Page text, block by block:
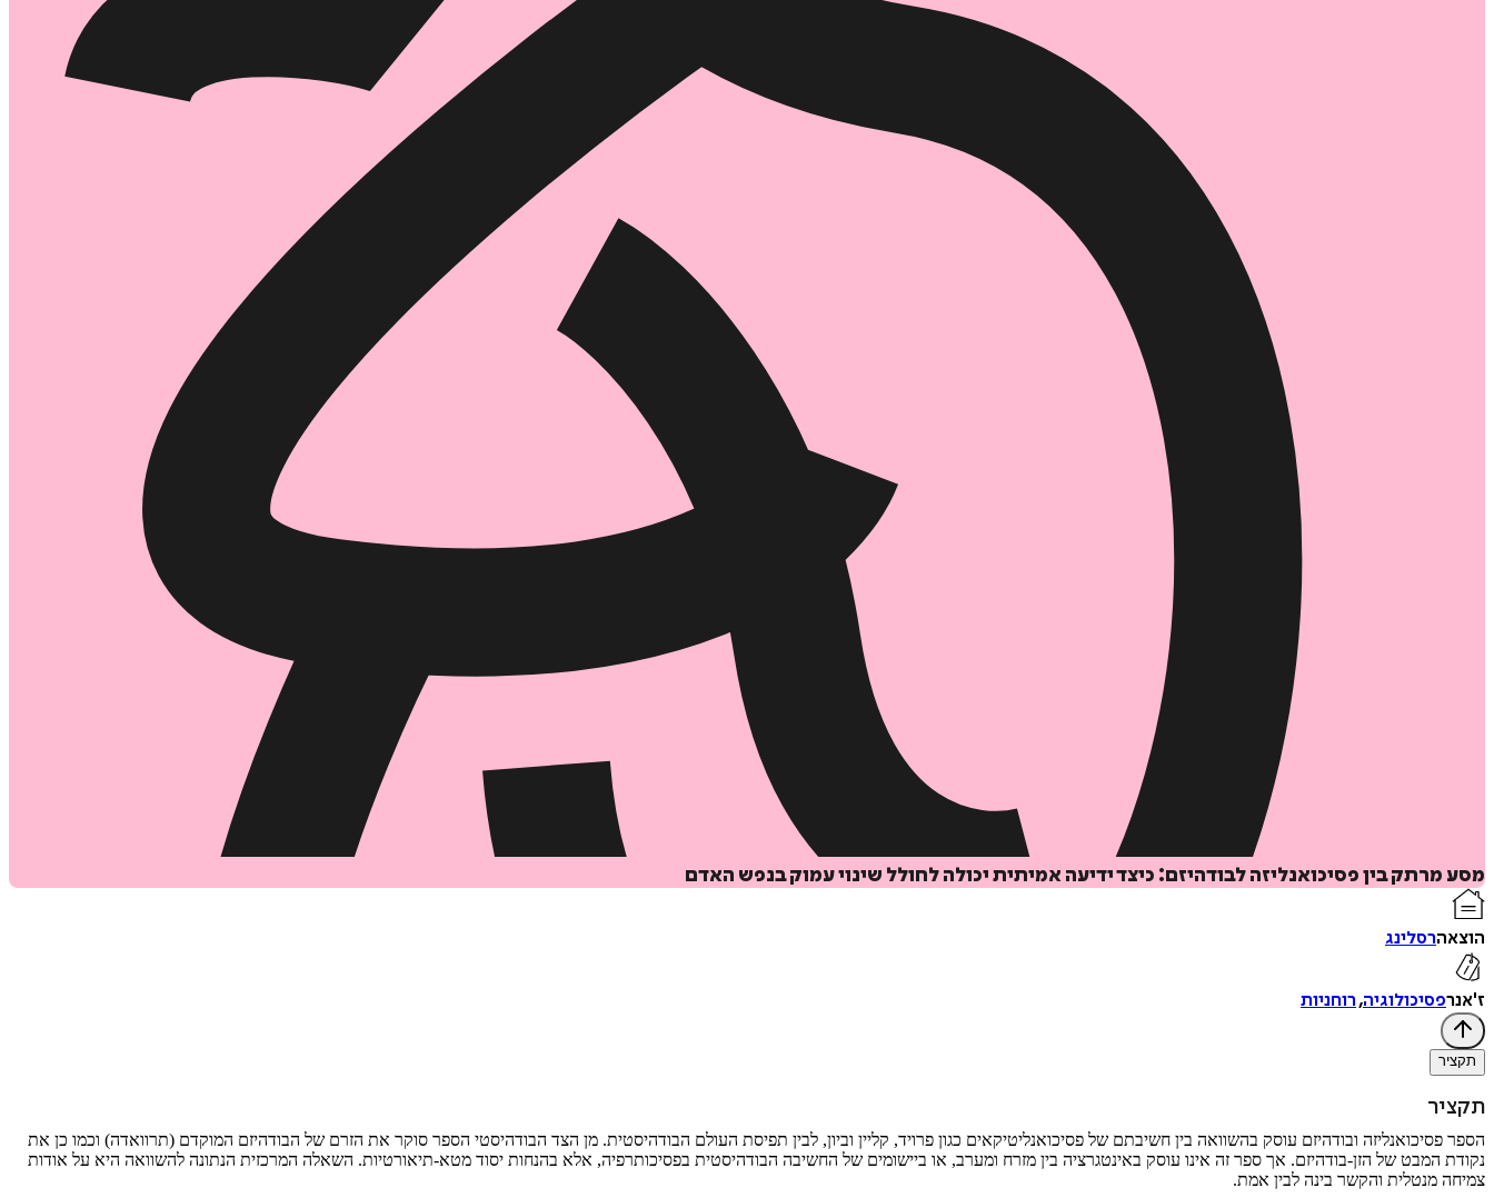
מסע מרתק בין פסיכואנליזה לבודהיזם: כיצד ידיעה אמיתית יכולה לחולל שינוי עמוק בנפש האדם
הוצאהרסלינג
ז'אנרפסיכולוגיה,רוחניות
תקציר
תקציר
הספר פסיכואנליזה ובודהיזם עוסק בהשוואה בין חשיבתם של פסיכואנליטיקאים כגון פרויד, קליין וביון, לבין תפיסת העולם הבודהיסטית. מן הצד הבודהיסטי הספר סוקר את הזרם של הבודהיזם המוקדם (תרוואדה) וכמו כן את
נקודת המבט של הזן-בודהיזם. אך ספר זה אינו עוסק באינטגרציה בין מזרח ומערב, או ביישומים של החשיבה הבודהיסטית בפסיכותרפיה, אלא בהנחות יסוד מטא-תיאורטיות. השאלה המרכזית הנתונה להשוואה היא על אודות
צמיחה מנטלית והקשר בינה לבין אמת.